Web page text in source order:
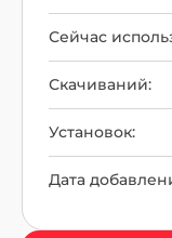
Сейчас
Скачиваний:
Установок:
Дата